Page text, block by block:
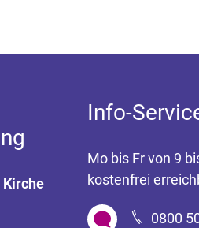
Kirche
Info-
Mo bis Fr von 9
kostenfrei
0800